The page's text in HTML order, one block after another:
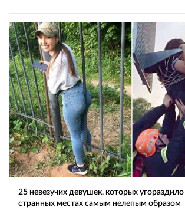
25 невезучих девушек, которых угораздило
странных местах самым нелепым образом